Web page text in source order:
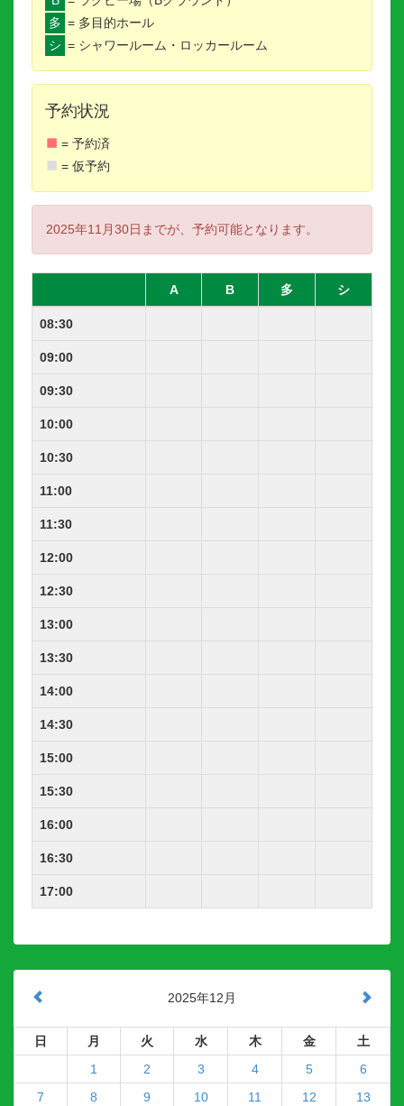
多 = 多目的ホール
シ = シャワールーム・ロッカールーム
予約状況
= 予約済
= 仮予約
2025年11月30日までが、予約可能となります。
A B 多 シ
08:30
09:00
09:30
10:00
10:30
11:00
11:30
12:00
12:30
13:00
13:30
14:00
14:30
15:00
15:30
16:00
16:30
17:00
2025年12月
日 月 火 水 木 金
土
1
2 3 4 5
6
7
8 9 10 11 12 13